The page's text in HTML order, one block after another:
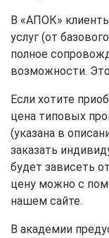
В «АПОК»
услуг (от
полное
возможности.
Если хотите
цена типовых
(указана в
заказать
будет зависеть
цену можно с
нашем сайте.
В академии